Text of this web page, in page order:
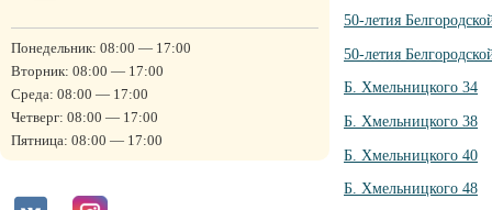
Понедельник: 08:00 — 17:00
Вторник: 08:00 — 17:00
Среда: 08:00 — 17:00
Четверг: 08:00 — 17:00
Пятница: 08:00 — 17:00
50-летия
50-летия
Б. Хмельницкого 34
Б. Хмельницкого 38
Б. Хмельницкого 40
Б. Хмельницкого 48